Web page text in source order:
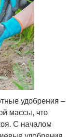
удобрения –
массы, что
С началом